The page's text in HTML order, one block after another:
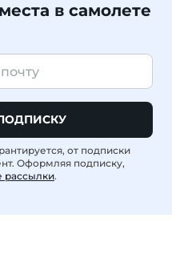
в самолете
от подписки
Оформляя подписку,
рассылки.